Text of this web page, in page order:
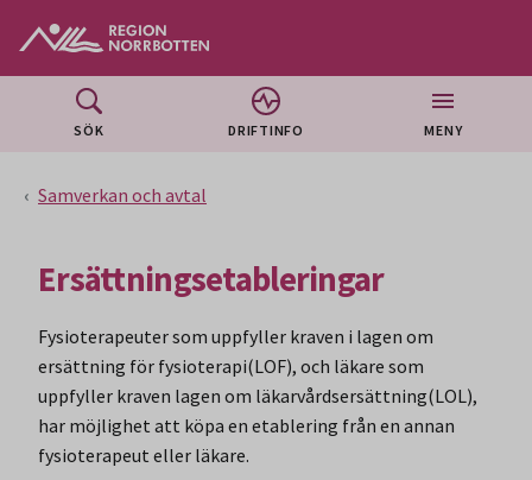
SÖK DRIFTINFO MENY
Samverkan och avtal
Ersättningsetableringar
Fysioterapeuter som uppfyller kraven i lagen om
ersättning för fysioterapi(LOF), och läkare som
uppfyller kraven lagen om läkarvårdsersättning(LOL),
har möjlighet att köpa en etablering från en annan
fysioterapeut eller läkare.